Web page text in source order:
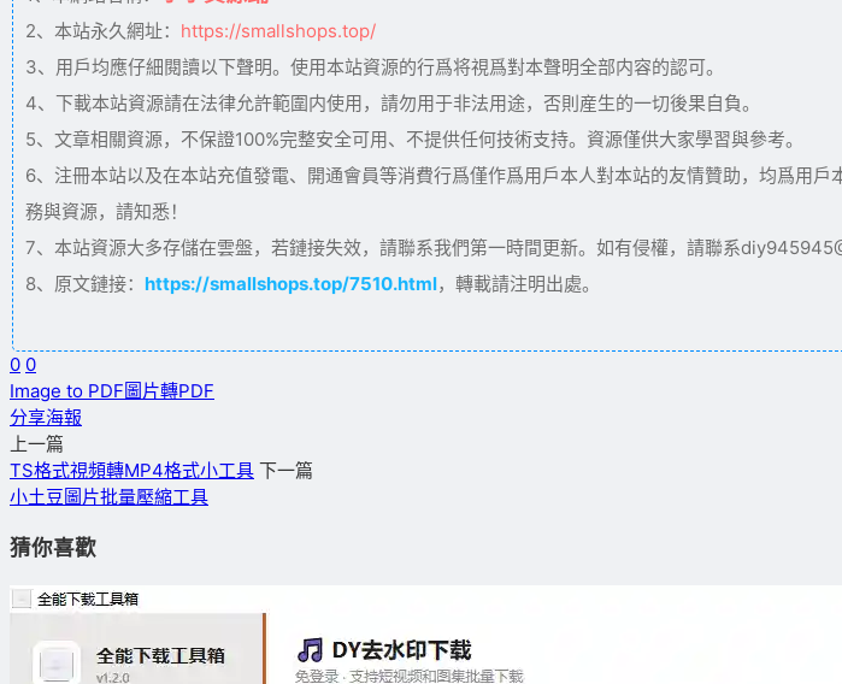
2、本站永久網址： https://smallshops.top/
3、用戶均應仔細閱讀以下聲明。使用本站資源的行爲将視爲對本聲明全部内容的認可。
4、下載本站資源請在法律允許範圍内使用，請勿用于非法用途，否則産生的一切後果自負。
5、文章相關資源，不保證100%完整安全可用、不提供任何技術支持。資源僅供大家學習與參考。
6、注冊本站以及在本站充值發電、開通會員等消費行爲僅作爲用戶本人對本站的友情贊助，均爲用
務與資源，請知悉！
7、本站資源大多存儲在雲盤，若鏈接失效，請聯系我們第一時間更新。如有侵權，請聯系
8、原文鏈接： https://smallshops.top/7510.html，轉載請注明出處。
0 0
Image to PDF 圖片轉PDF
分享海報
上一篇
TS格式視頻轉MP4格式小工具 下一篇
小土豆圖片批量壓縮工具
猜你喜歡